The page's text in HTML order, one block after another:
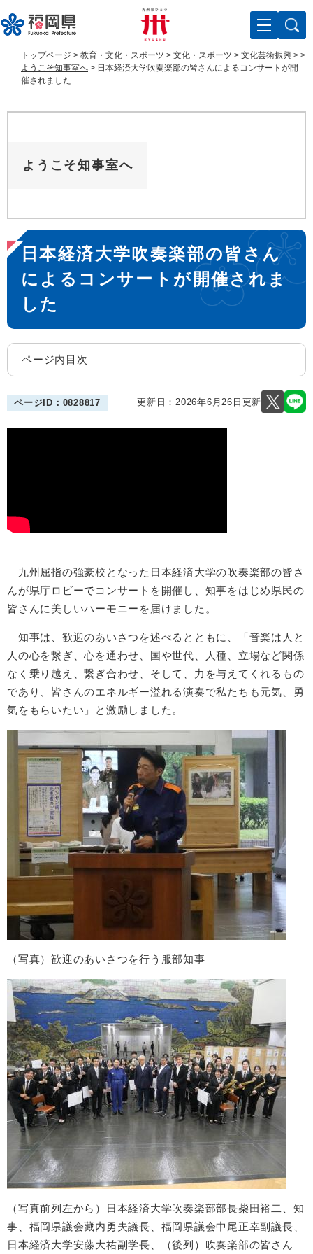
ー
ジ
す
ニ
ュ
し
トップページ > 教育・文化・スポーツ > 文化・スポーツ > 文化芸術振興 > >
ようこそ知事室へ > 日本経済大学吹奏楽部の皆さんによるコンサートが開
催されました
ようこそ知事室へ
本
文
日本経済大学吹奏楽部の皆さん
によるコンサートが開催されま
した
ページ内目次
ページID：0828817 更新日：2026年6月26日更新
九州屈指の強豪校となった日本経済大学の吹奏楽部の皆さ
んが県庁ロビーでコンサートを開催し、知事をはじめ県民の
皆さんに美しいハーモニーを届けました。
知事は、歓迎のあいさつを述べるとともに、「音楽は人と
人の心を繋ぎ、心を通わせ、国や世代、人種、立場など関係
なく乗り越え、繋ぎ合わせ、そして、力を与えてくれるもの
であり、皆さんのエネルギー溢れる演奏で私たちも元気、勇
気をもらいたい」と激励しました。
（写真）歓迎のあいさつを行う服部知事
（写真前列左から）日本経済大学吹奏楽部部長柴田裕二、知
事、福岡県議会藏内勇夫議長、福岡県議会中尾正幸副議長、
日本経済大学安藤大祐副学長、（後列）吹奏楽部の皆さん